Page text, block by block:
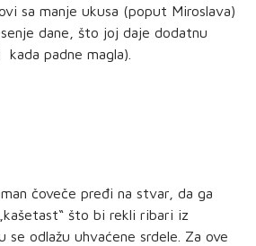
sa manje ukusa (poput Miroslava)
dane, što joj daje dodatnu
padne magla).
čoveče pređi na stvar, da ga
što bi rekli ribari iz
odlažu uhvaćene srdele. Za ove